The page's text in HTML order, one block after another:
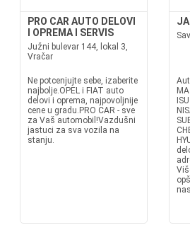
PRO CAR AUTO DELOVI
I OPREMA I SERVIS
Južni bulevar 144, lokal 3,
Vračar
Ne potcenjujte sebe, izaberite
najbolje.OPEL i FIAT auto
delovi i oprema, najpovoljnije
cene u gradu.PRO CAR - sve
za Vaš automobil!Vazdušni
jastuci za sva vozila na
stanju.